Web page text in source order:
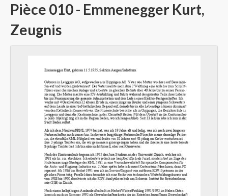
Pièce 010 - Emmenegger Kurt,
Zeugnis